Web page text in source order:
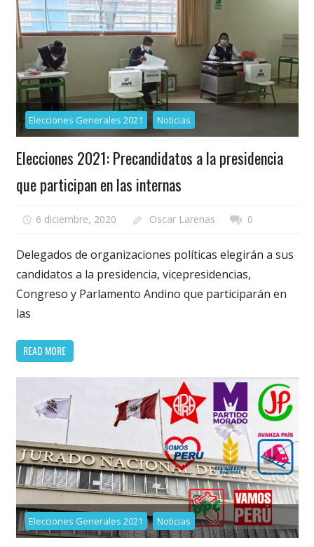
Elecciones Generales 2021 Noticias
Elecciones 2021: Precandidatos a la presidencia
que participan en las internas
6 diciembre, 2020 Oscar Larenas 0
Delegados de organizaciones políticas elegirán a sus
candidatos a la presidencia, vicepresidencias,
Congreso y Parlamento Andino que participarán en
las
READ MORE
Elecciones Generales 2021 Noticias